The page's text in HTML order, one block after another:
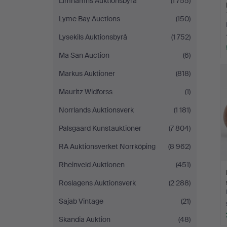
Lyme Bay Auctions
(150)
Lysekils Auktionsbyrå
(1 752)
Ma San Auction
(6)
Markus Auktioner
(818)
Mauritz Widforss
(1)
Norrlands Auktionsverk
(1 181)
Palsgaard Kunstauktioner
(7 804)
RA Auktionsverket Norrköping
(8 962)
Rheinveld Auktionen
(451)
Roslagens Auktionsverk
(2 288)
Sajab Vintage
(21)
Skandia Auktion
(48)